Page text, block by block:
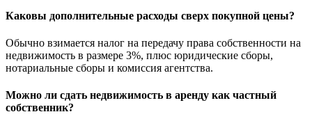
Каковы дополнительные расходы сверх покупной цены?
Обычно взимается налог на передачу права собственности на
недвижимость в размере 3%, плюс юридические сборы,
нотариальные сборы и комиссия агентства.
Можно ли сдать недвижимость в аренду как частный
собственник?